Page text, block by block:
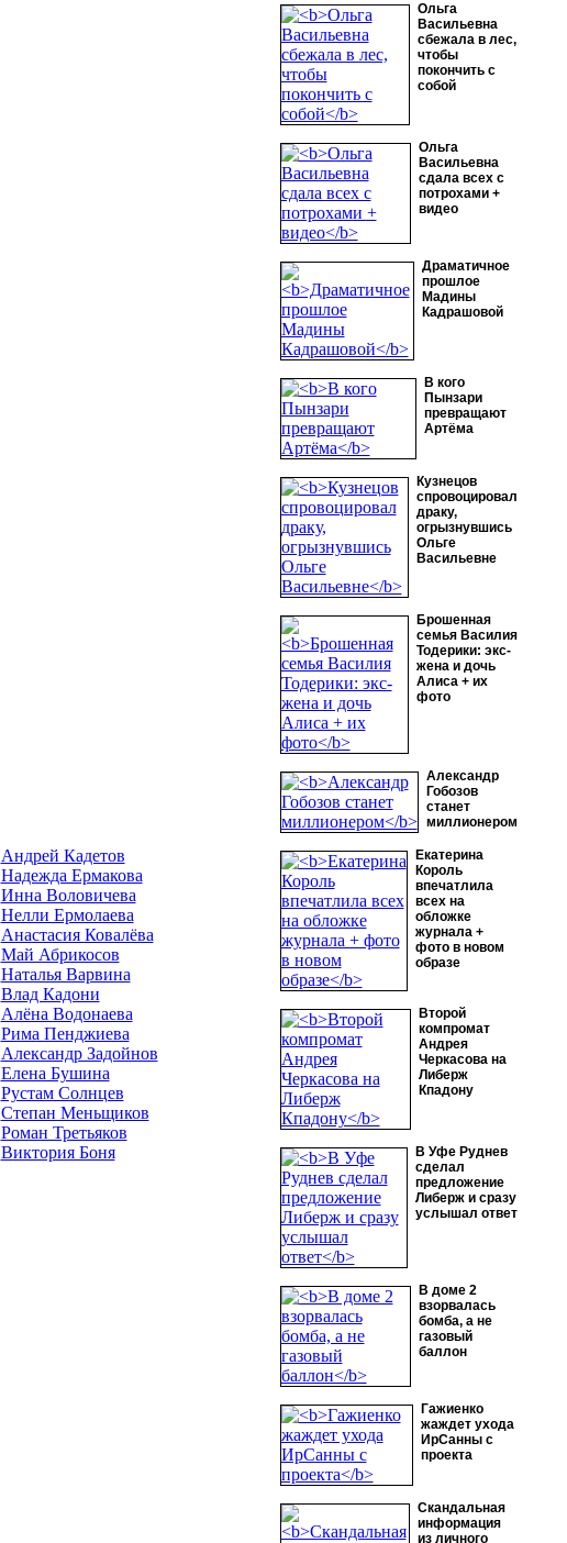
Ольга
Васильевна
сбежала в лес,
чтобы
покончить с
собой
Ольга
Васильевна
сдала всех с
потрохами +
видео
Драматичное
прошлое
Мадины
Кадрашовой
В кого
Пынзари
превращают
Артёма
Кузнецов
спровоцировал
драку,
огрызнувшись
Ольге
Васильевне
Брошенная
семья Василия
Тодерики: экс-
жена и дочь
Алиса + их
фото
Александр
Гобозов
станет
миллионером
Екатерина
Король
впечатлила
всех на
обложке
журнала +
фото в новом
образе
Второй
компромат
Андрея
Черкасова на
Либерж
Кпадону
В Уфе Руднев
сделал
предложение
Либерж и сразу
услышал ответ
В доме 2
взорвалась
бомба, а не
газовый
баллон
Гажиенко
жаждет ухода
ИрСанны с
проекта
Скандальная
информация
из личного
Андрей Кадетов
Надежда Ермакова
Инна Воловичева
Нелли Ермолаева
Анастасия Ковалёва
Май Абрикосов
Наталья Варвина
Влад Кадони
Алёна Водонаева
Рима Пенджиева
Александр Задойнов
Елена Бушина
Рустам Солнцев
Степан Меньщиков
Роман Третьяков
Виктория Боня